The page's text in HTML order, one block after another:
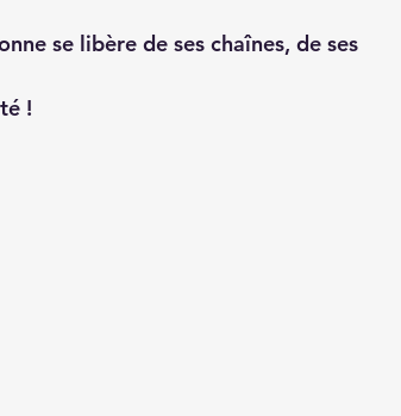
se libère de ses chaînes, de ses
!